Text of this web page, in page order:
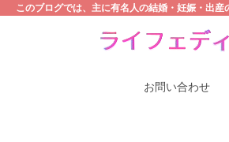
このブログでは、主に有名人の結婚・妊娠・出産
お問い合わせ